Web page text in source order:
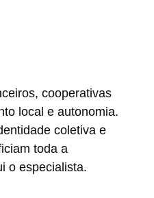
cooperativas
local e autonomia.
coletiva e
toda a
o especialista.